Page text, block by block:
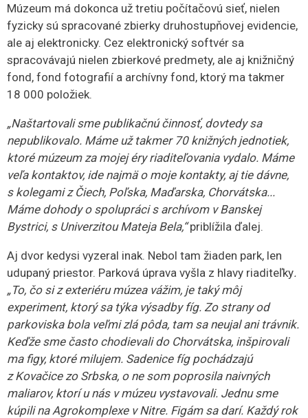
Múzeum má dokonca už tretiu počítačovú sieť, nielen
fyzicky sú spracované zbierky druhostupňovej evidencie,
ale aj elektronicky. Cez elektronický softvér sa
spracovávajú nielen zbierkové predmety, ale aj knižničný
fond, fond fotografií a archívny fond, ktorý ma takmer
18 000 položiek.
„Naštartovali sme publikačnú činnosť, dovtedy sa
nepublikovalo. Máme už takmer 70 knižných jednotiek,
ktoré múzeum za mojej éry riaditeľovania vydalo. Máme
veľa kontaktov, ide najmä o moje kontakty, aj tie dávne,
s kolegami z Čiech, Poľska, Maďarska, Chorvátska...
Máme dohody o spolupráci s archívom v Banskej
Bystrici, s Univerzitou Mateja Bela,“priblížila ďalej.
Aj dvor kedysi vyzeral inak. Nebol tam žiaden park, len
udupaný priestor. Parková úprava vyšla z hlavy riaditeľky.
„To, čo si z exteriéru múzea vážim, je taký môj
experiment, ktorý sa týka výsadby fíg. Zo strany od
parkoviska bola veľmi zlá pôda, tam sa neujal ani trávnik.
Keďže sme často chodievali do Chorvátska, inšpirovali
ma figy, ktoré milujem. Sadenice fíg pochádzajú
z Kovačice zo Srbska, o ne som poprosila naivných
maliarov, ktorí u nás v múzeu vystavovali. Jednu sme
kúpili na Agrokomplexe v Nitre. Figám sa darí. Každý rok